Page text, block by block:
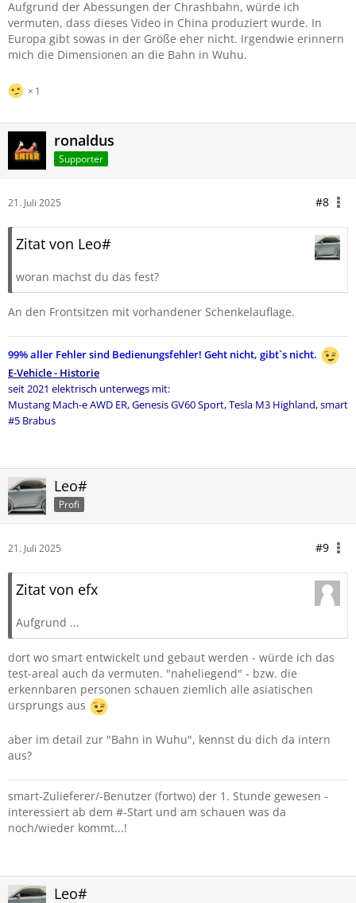
Aufgrund der Abessungen der Chrashbahn, würde ich
vermuten, dass dieses Video in China produziert wurde. In
Europa gibt sowas in der Größe eher nicht. Irgendwie erinnern
mich die Dimensionen an die Bahn in Wuhu.
1
ronaldus
Supporter
21. Juli 2025 #8
Zitat von Leo#
woran machst du das fest?
An den Frontsitzen mit vorhandener Schenkelauflage.
99% aller Fehler sind Bedienungsfehler! Geht nicht, gibt`s nicht.
E-Vehicle - Historie
seit 2021 elektrisch unterwegs mit:
Mustang Mach-e AWD ER,Genesis GV60 Sport, Tesla M3 Highland,smart
#5 Brabus
Leo#
Profi
21. Juli 2025 #9
Zitat von efx
Aufgrund ...
dort wo smart entwickelt und gebaut werden - würde ich das
test-areal auch da vermuten. "naheliegend" - bzw. die
erkennbaren personen schauen ziemlich alle asiatischen
ursprungs aus
aber im detail zur "Bahn in Wuhu", kennst du dich da intern
aus?
smart-Zulieferer/-Benutzer (fortwo) der 1. Stunde gewesen -
interessiert ab dem #-Start und am schauen was da
noch/wieder kommt...!
Leo#